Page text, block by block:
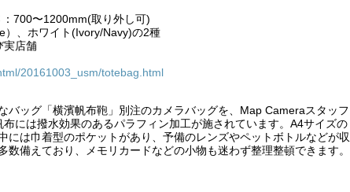
700〜1200mm(取り外し可)
）、ホワイト(Ivory/Navy)の2種
実店舗
20161003_usm/totebag.html
バッグ「横濱帆布鞄」別注のカメラバッグを、Map Cameraスタッフ
には撥水効果のあるパラフィン加工が施されています。A4サイズの
には巾着型のポケットがあり、予備のレンズやペットボトルなどが収
数備えており、メモリカードなどの小物も迷わず整理整頓できます。